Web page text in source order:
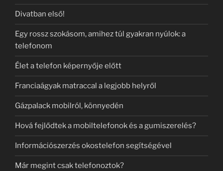
Divatban első!
Egy rossz szokásom, amihez túl gyakran nyúlok: a
telefonom
Élet a telefon képernyője előtt
Franciaágyak matraccal a legjobb helyről
Gázpalack mobilról, könnyedén
Hová fejlődtek a mobiltelefonok és a gumiszerelés?
Információszerzés okostelefon segítségével
Már megint csak telefonoztok?